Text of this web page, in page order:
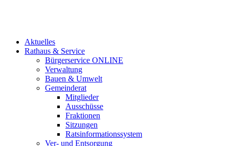
Aktuelles
Rathaus & Service
Bürgerservice ONLINE
Verwaltung
Bauen & Umwelt
Gemeinderat
Mitglieder
Ausschüsse
Fraktionen
Sitzungen
Ratsinformationssystem
Ver- und Entsorgung